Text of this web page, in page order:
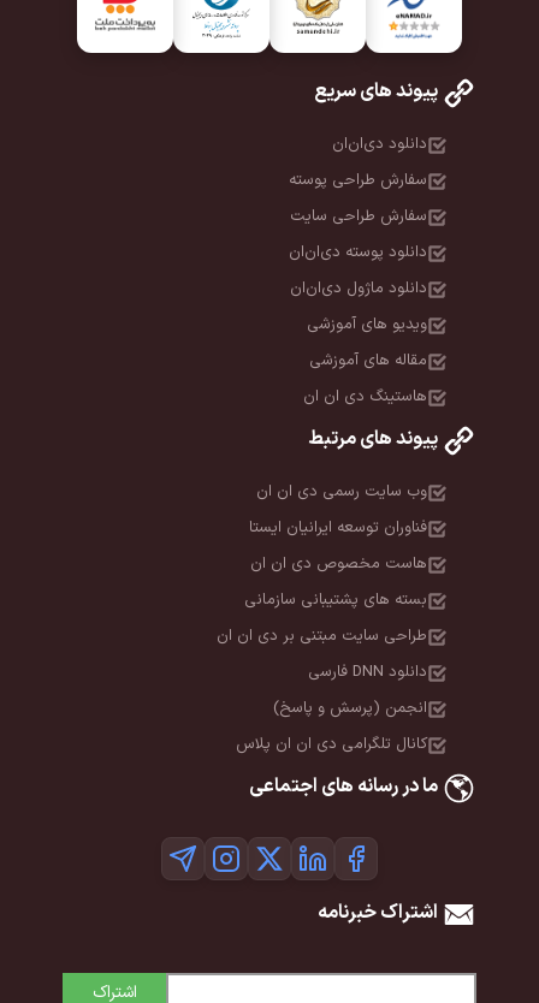
پیوند های سریع
دانلود دی‌ان‌ان
سفارش طراحی پوسته
سفارش طراحی سایت
دانلود پوسته دی‌ان‌ان
دانلود ماژول دی‌ان‌ان
ویدیو های آموزشی
مقاله های آموزشی
هاستینگ دی ان ان
پیوند های مرتبط
وب سایت رسمی دی ان ان
فناوران توسعه ایرانیان ایستا
هاست مخصوص دی ان ان
بسته های پشتیبانی سازمانی
طراحی سایت مبتنی بر دی ان ان
دانلود DNN فارسی
انجمن (پرسش و پاسخ)
کانال تلگرامی دی ان ان پلاس
ما در رسانه های اجتماعی
اشتراک خبرنامه
اشتراک